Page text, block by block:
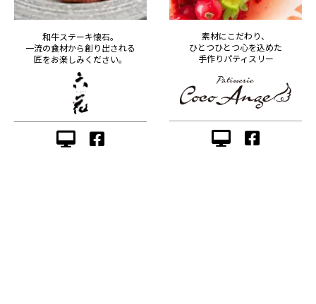
和牛ステーキ懐石。
一流の食材から創り出される
匠をお楽しみください。
素材にこだわり、
ひとつひとつ心を込めた
手作りパティスリー